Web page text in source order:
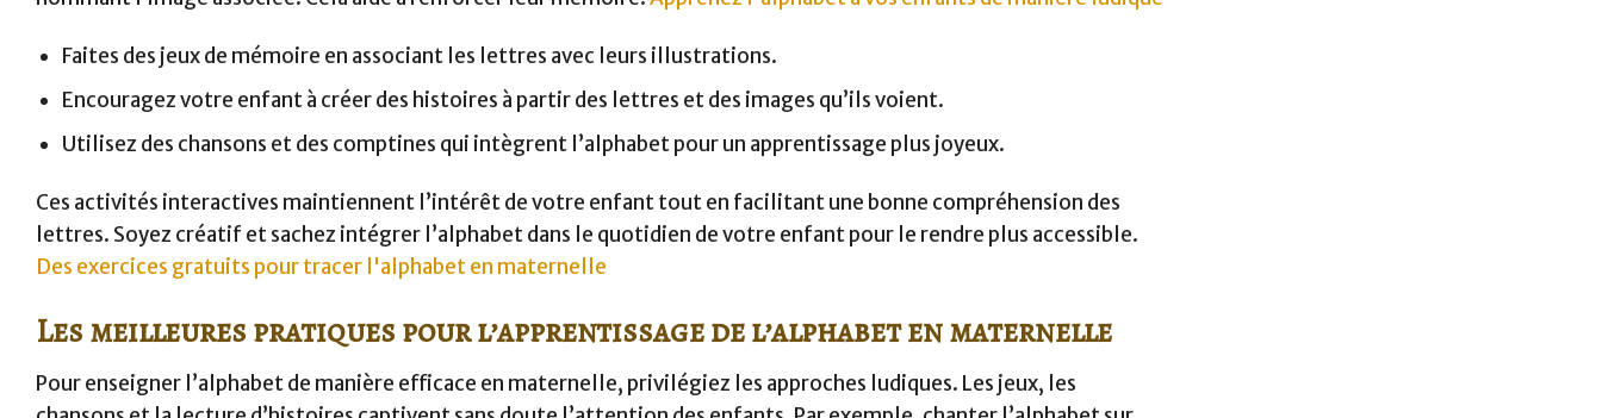
Faites des jeux de mémoire en associant les lettres avec leurs illustrations.
Encouragez votre enfant à créer des histoires à partir des lettres et des images qu’ils voient.
Utilisez des chansons et des comptines qui intègrent l’alphabet pour un apprentissage plus joyeux.
Ces activités interactives maintiennent l’intérêt de votre enfant tout en facilitant une bonne compréhension des
lettres. Soyez créatif et sachez intégrer l’alphabet dans le quotidien de votre enfant pour le rendre plus accessible.
Des exercices gratuits pour tracer l'alphabet en maternelle
Les meilleures pratiques pour l’apprentissage de l’alphabet en maternelle
Pour enseigner l’alphabet de manière efficace en maternelle, privilégiez les approches ludiques. Les jeux, les